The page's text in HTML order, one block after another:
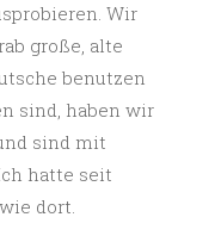
Wir
große, alte
benutzen
sind, haben wir
sind mit
hatte seit
dort.